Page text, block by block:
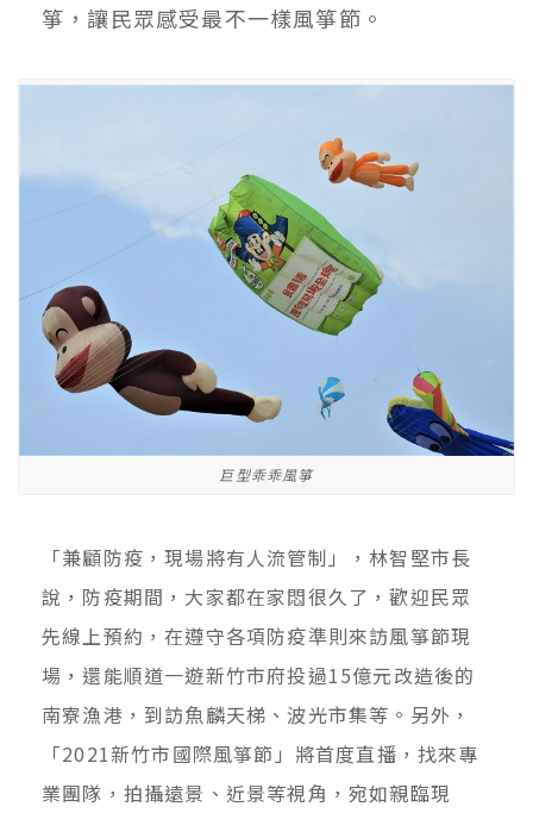
箏，讓民眾感受最不一樣風箏節。
巨型乖乖風箏
「兼顧防疫，現場將有人流管制」，林智堅市長
說，防疫期間，大家都在家悶很久了，歡迎民眾
先線上預約，在遵守各項防疫準則來訪風箏節現
場，還能順道一遊新竹市府投過15億元改造後的
南寮漁港，到訪魚麟天梯、波光市集等。另外，
「2021新竹市國際風箏節」將首度直播，找來專
業團隊，拍攝遠景、近景等視角，宛如親臨現